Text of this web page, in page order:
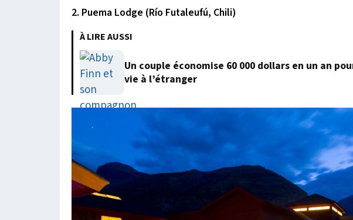
2. Puema Lodge (Río Futaleufú, Chili)
À LIRE AUSSI
Un couple économise 60 000 dollars en un an
vie à l’étranger